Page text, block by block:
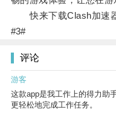
快来下载Clash加速器
#3#
评论
游客
这款app是我工作上的得力助
更轻松地完成工作任务。